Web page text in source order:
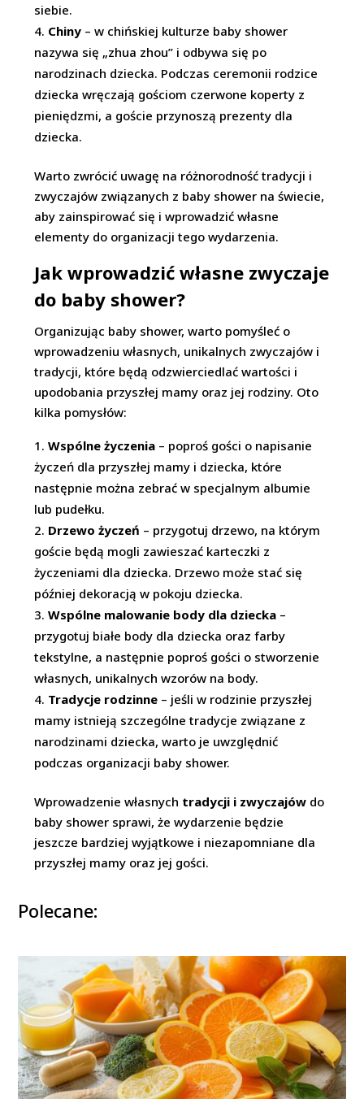
siebie.
Chiny – w chińskiej kulturze baby shower
nazywa się „zhua zhou” i odbywa się po
narodzinach dziecka. Podczas ceremonii rodzice
dziecka wręczają gościom czerwone koperty z
pieniędzmi, a goście przynoszą prezenty dla
dziecka.
Warto zwrócić uwagę na różnorodność tradycji i
zwyczajów związanych z baby shower na świecie,
aby zainspirować się i wprowadzić własne
elementy do organizacji tego wydarzenia.
Jak wprowadzić własne zwyczaje
do baby shower?
Organizując baby shower, warto pomyśleć o
wprowadzeniu własnych, unikalnych zwyczajów i
tradycji, które będą odzwierciedlać wartości i
upodobania przyszłej mamy oraz jej rodziny. Oto
kilka pomysłów:
Wspólne życzenia – poproś gości o napisanie
życzeń dla przyszłej mamy i dziecka, które
następnie można zebrać w specjalnym albumie
lub pudełku.
Drzewo życzeń – przygotuj drzewo, na którym
goście będą mogli zawieszać karteczki z
życzeniami dla dziecka. Drzewo może stać się
później dekoracją w pokoju dziecka.
Wspólne malowanie body dla dziecka –
przygotuj białe body dla dziecka oraz farby
tekstylne, a następnie poproś gości o stworzenie
własnych, unikalnych wzorów na body.
Tradycje rodzinne – jeśli w rodzinie przyszłej
mamy istnieją szczególne tradycje związane z
narodzinami dziecka, warto je uwzględnić
podczas organizacji baby shower.
Wprowadzenie własnych tradycji i zwyczajów do
baby shower sprawi, że wydarzenie będzie
jeszcze bardziej wyjątkowe i niezapomniane dla
przyszłej mamy oraz jej gości.
Polecane: